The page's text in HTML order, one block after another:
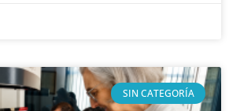
SIN CATEGORÍA